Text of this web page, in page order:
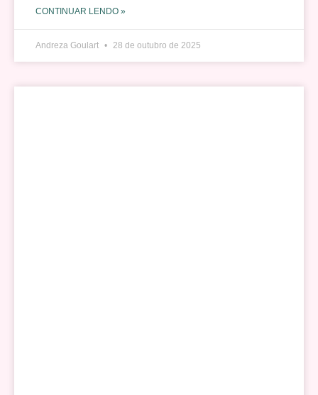
CONTINUAR LENDO »
Andreza Goulart 28 de outubro de 2025